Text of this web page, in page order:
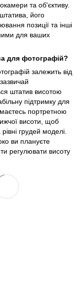
та об'єктиву.
його
позиції та інші
для ваших
для фотографій?
залежить від
штатив висотою
підтримку для
портретною
висоти, щоб
грудей моделі.
ви плануєте
регулювати висоту